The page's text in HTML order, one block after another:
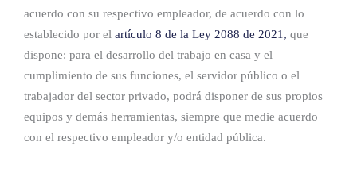
acuerdo con su respectivo empleador, de acuerdo con lo
establecido por el artículo 8 de la Ley 2088 de 2021 , que
dispone: para el desarrollo del trabajo en casa y el
cumplimiento de sus funciones, el servidor público o el
trabajador del sector privado, podrá disponer de sus propios
equipos y demás herramientas, siempre que medie acuerdo
con el respectivo empleador y/o entidad pública.